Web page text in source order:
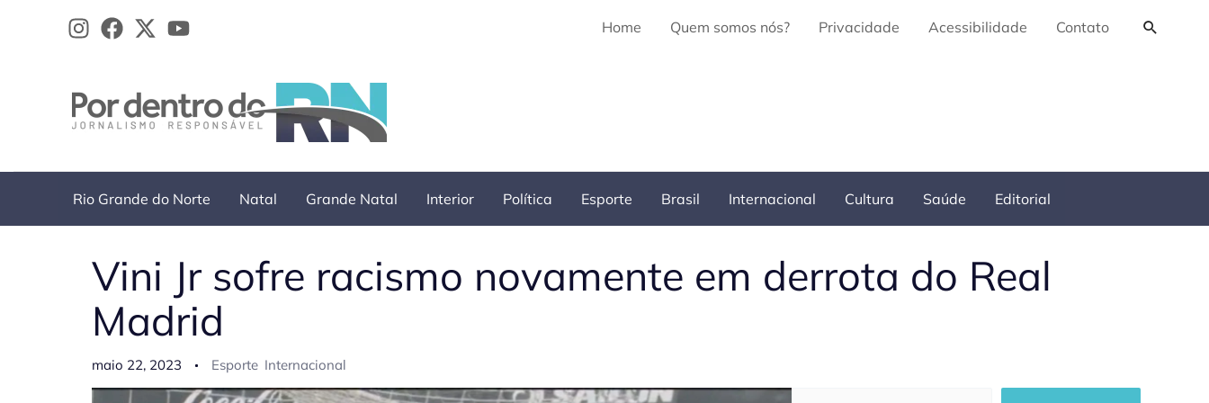
Home Quem somos nós? Privacidade Acessibilidade Contato
Rio Grande do Norte Natal Grande Natal Interior Política Esporte Brasil Internacional Cultura Saúde Editorial
Vini Jr sofre racismo novamente em derrota do Real
Madrid
maio 22, 2023 Esporte Internacional